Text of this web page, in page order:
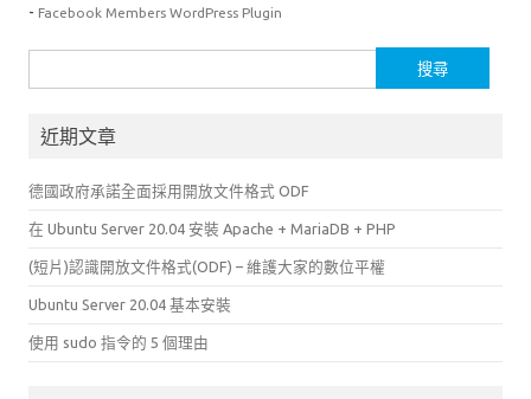
- Facebook Members WordPress Plugin
尋
鍵近期文章
德國政府承諾全面採用開放文件格式 ODF
在 Ubuntu Server 20.04 安裝 Apache + MariaDB + PHP
(短片)認識開放文件格式(ODF) – 維護大家的數位平權
Ubuntu Server 20.04 基本安裝
使用 sudo 指令的 5 個理由